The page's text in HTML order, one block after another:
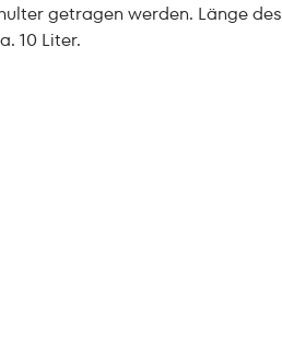
getragen werden. Länge des
10 Liter.